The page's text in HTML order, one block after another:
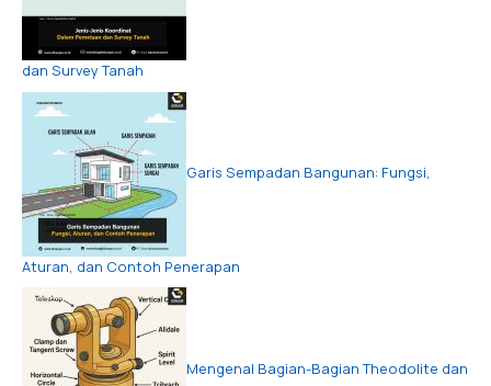
dan Survey Tanah
Garis Sempadan Bangunan: Fungsi,
Aturan, dan Contoh Penerapan
Mengenal Bagian-Bagian Theodolite dan